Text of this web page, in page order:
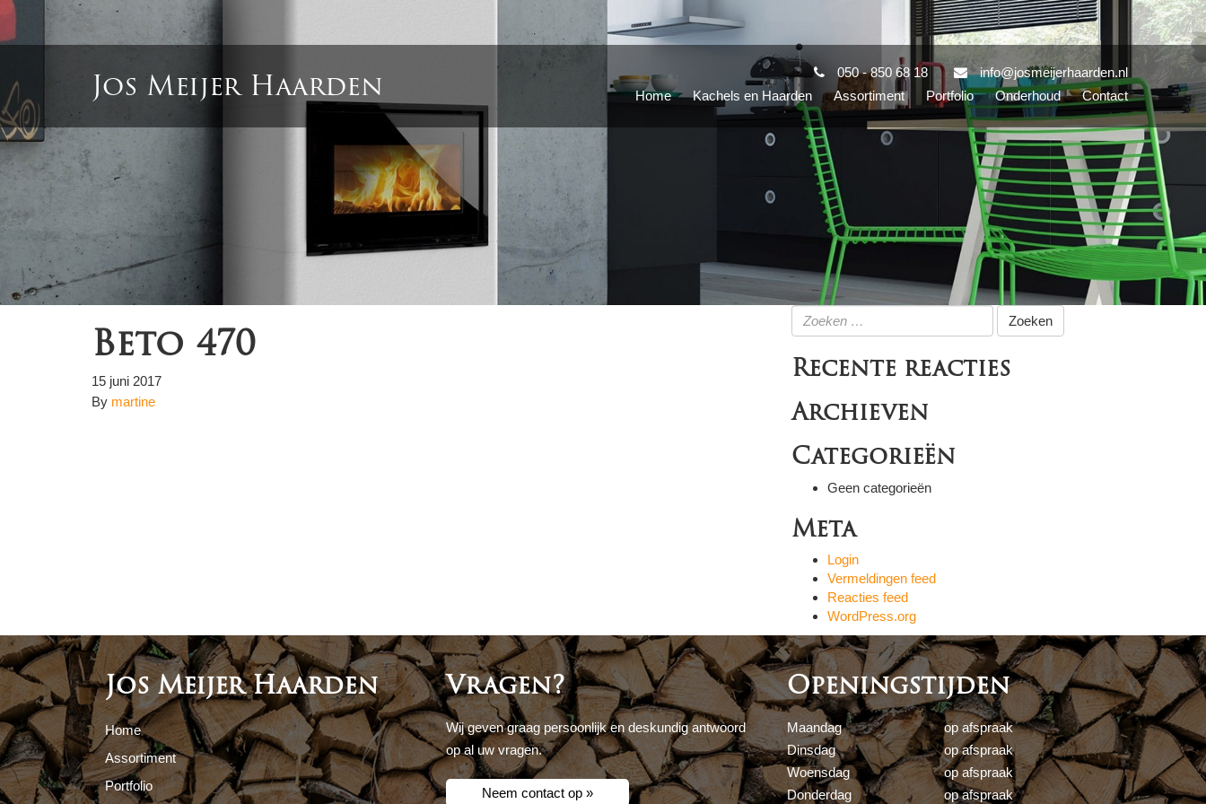
Jos Meijer Haarden 050 - 850 68 18
info@josmeijerhaarden.nl
Home
Kachels en Haarden Assortiment Portfolio Onderhoud Contact
Beto 470
15 juni 2017
By martine
Zoeken
naar:
Recente reacties
Archieven
Categorieën
Geen categorieën
Meta
Login
Vermeldingen feed
Reacties feed
WordPress.org
Jos Meijer Haarden
Home
Assortiment
Portfolio
Vragen?
Wij geven graag persoonlijk en deskundig antwoord
op al uw vragen.
Neem contact op »
Openingstijden
Maandag
op afspraak
Dinsdag
op afspraak
Woensdag
op afspraak
Donderdag
op afspraak